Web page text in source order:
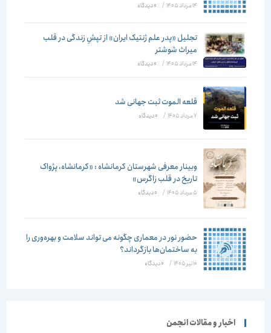
14 مرداد 1405 / ۰ دیدگاه
تجلیل «پدر علم ژنتیک ایران» از تپشِ زندگی در قلب
میراث شوشتر
14 مرداد 1405 / ۰ دیدگاه
قلعه الموت ثبت جهانی شد
7 مرداد 1405 / ۰ دیدگاه
وبینار معرفی شهرستان کرمانشاه : «کرمانشاه، پژواک
تاریخ در قلب زاگرس»
5 مرداد 1405 / ۰ دیدگاه
حضور نور در معماری چگونه می تواند سلامت و بهره‌وری را
به ساختمان‌ها بازگرداند؟
10 تیر 1405 / ۰ دیدگاه
اخبار و مقالات انجمن